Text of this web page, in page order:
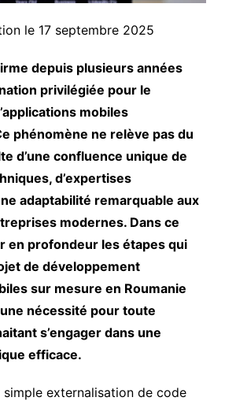
le 17 septembre 2025
depuis plusieurs années
privilégiée pour le
mobiles
phénomène ne relève pas du
d’une confluence unique de
d’expertises
adaptabilité remarquable aux
modernes. Dans ce
en profondeur les étapes qui
de développement
sur mesure en Roumanie
nécessité pour toute
s’engager dans une
efficace.
simple externalisation de code